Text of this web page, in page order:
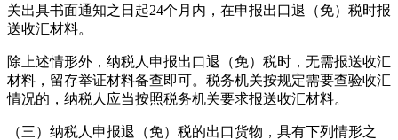
关出具书面通知之日起24个月内，在申报出口退（免）税时报
送收汇材料。
除上述情形外，纳税人申报出口退（免）税时，无需报送收汇
材料，留存举证材料备查即可。税务机关按规定需要查验收汇
情况的，纳税人应当按照税务机关要求报送收汇材料。
（三）纳税人申报退（免）税的出口货物，具有下列情形之